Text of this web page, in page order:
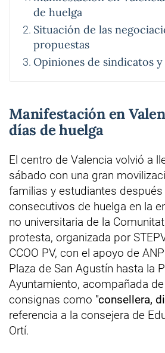
de huelga
Situación de las
propuestas
Opiniones de sindicatos
Manifestación en
días de huelga
El centro de Valencia volvió a
sábado con una gran
familias y estudiantes
consecutivos de huelga en la
no universitaria de la
protesta, organizada por
CCOO PV, con el apoyo de
Plaza de San Agustín hasta la
Ayuntamiento, acompañada
consignas como "consellera,
referencia a la consejera de
Ortí.